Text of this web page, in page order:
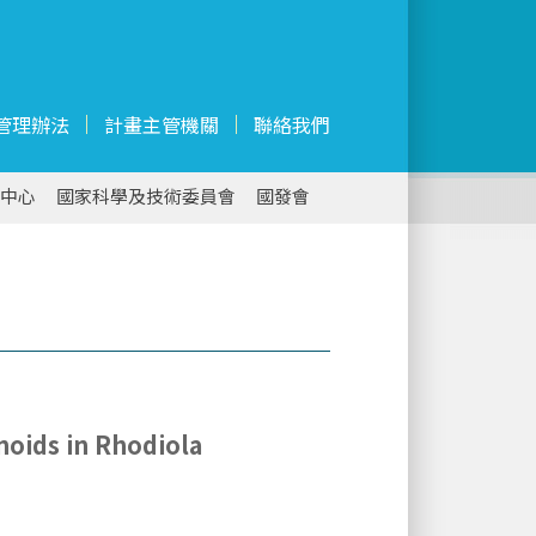
理辦法 計畫主管機關 聯絡我們
心 國家科學及技術委員會 國發會
in Rhodiola